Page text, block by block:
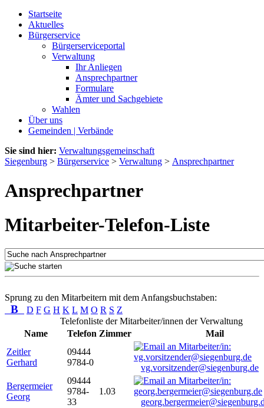
Startseite
Aktuelles
Bürgerservice
Bürgerserviceportal
Verwaltung
Ihr Anliegen
Ansprechpartner
Formulare
Ämter und Sachgebiete
Wahlen
Über uns
Gemeinden | Verbände
Sie sind hier: Verwaltungsgemeinschaft
Siegenburg > Bürgerservice > Verwaltung > Ansprechpartner
Ansprechpartner
Mitarbeiter-Telefon-Liste
Sprung zu den Mitarbeitern mit dem Anfangsbuchstaben:
B D F G H K L M O R S Z
Telefonliste der Mitarbeiter/innen der Verwaltung
Name
Telefon Zimmer
Mail
Zeitler
Gerhard
09444
9784-0
vg.vorsitzender@siegenburg.de
Bergermeier
Georg
09444
9784-
33
1.03